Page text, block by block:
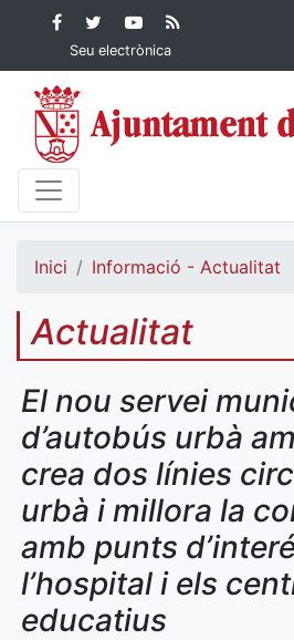
Contingut principalFacebook
Ajuntament de Dénia
Twitter
Ajuntament de
Dénia
YouTube
Ajuntament
de Dénia
Ajuntament
Seu electrònica
Inici Informació - Actualitat
Actualitat
El nou servei
d’autobús urbà
crea dos línies
urbà i millora la
amb punts
l’hospital i els
educatius